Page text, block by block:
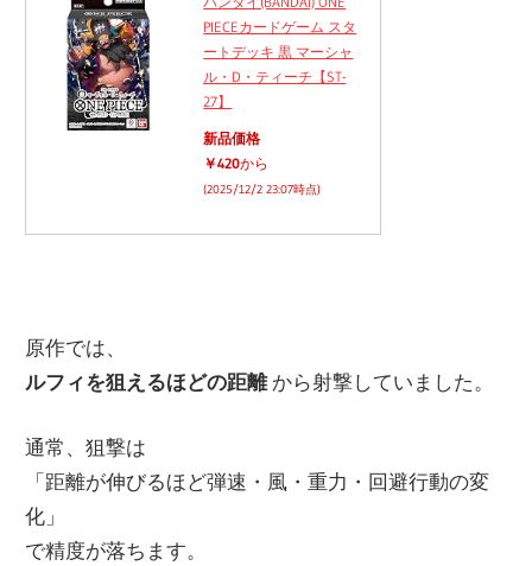
PIECEカードゲーム スタ
ートデッキ 黒 マーシャ
ル・D・ティーチ【ST-
27】
新品価格
￥420から
(2025/12/2 23:07時点)
原作では、
ルフィを狙えるほどの距離から射撃していました。
通常、狙撃は
「距離が伸びるほど弾速・風・重力・回避行動の変
化」
で精度が落ちます。